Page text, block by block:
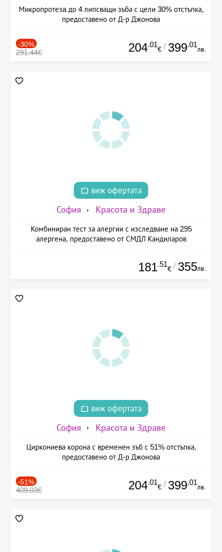
Микропротезa до 4 липсващи зъба с цели 30% отстъпка,
предоставено от Д-р Джонова
-30%
291.44€ 204.01
€ / 399.01
лв.
виж офертата
София Красота и Здраве
Комбиниран тест за алергии с изследване на 295
алергена, предоставено от СМДЛ Кандиларов
181.51
€ / 355лв.
виж офертата
София Красота и Здраве
Циркониева корона с временен зъб с 51% отстъпка,
предоставено от Д-р Джонова
-51%
409.03€ 204.01
€ / 399.01
лв.